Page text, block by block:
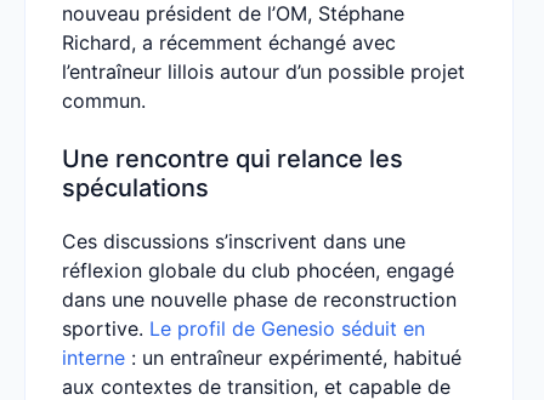
nouveau président de l’OM, Stéphane
Richard, a récemment échangé avec
l’entraîneur lillois autour d’un possible projet
commun.
Une rencontre qui relance les
spéculations
Ces discussions s’inscrivent dans une
réflexion globale du club phocéen, engagé
dans une nouvelle phase de reconstruction
sportive. Le profil de Genesio séduit en
interne : un entraîneur expérimenté, habitué
aux contextes de transition, et capable de